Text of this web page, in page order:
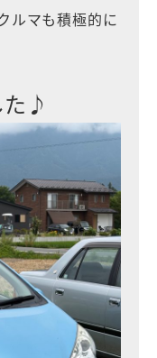
ルマも積極的に
た♪